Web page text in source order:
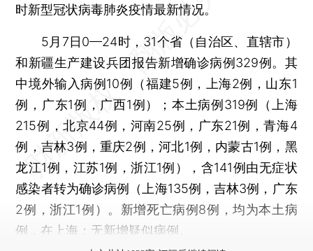
时新型冠状病毒肺炎疫情最新情况。
5月7日0—24时，31个省（自治区、直辖市）
和新疆生产建设兵团报告新增确诊病例329例。其
中境外输入病例10例（福建5例，上海2例，山东1
例，广东1例，广西1例）；本土病例319例（上海
215例，北京44例，河南25例，广东21例，青海4
例，吉林3例，重庆2例，河北1例，内蒙古1例，黑
龙江1例，江苏1例，浙江1例），含141例由无症状
感染者转为确诊病例（上海135例，吉林3例，广东
2例，浙江1例）。新增死亡病例8例，均为本土病
例，在上海；无新增疑似病例。